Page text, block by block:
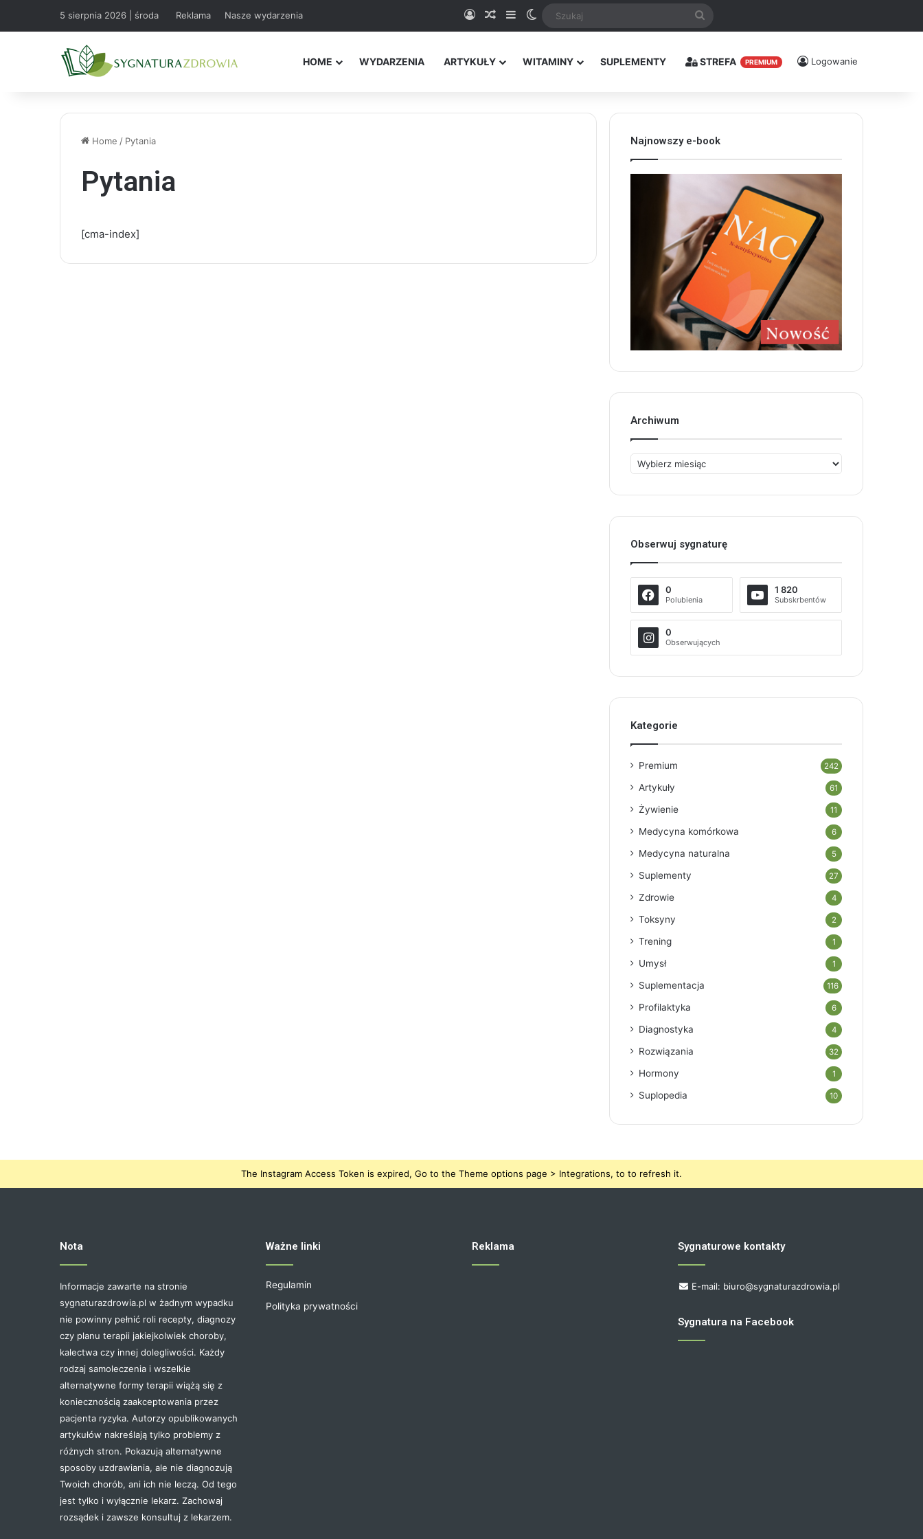
5 sierpnia 2026 | środa Reklama Nasze wydarzenia Logowanie
Random Article
SidebarSwitch skin
HOME WYDARZENIA ARTYKUŁY WITAMINY SUPLEMENTY STREFA PREMIUM Logowanie
Home / Pytania
Pytania
[cma-index]
Najnowszy e-book
Archiwum
Archiwum
Obserwuj sygnaturę
0
Polubienia
1 820
Subskrbentów
0
Obserwujących
Kategorie
Premium 242
Artykuły 61
Żywienie 11
Medycyna komórkowa 6
Medycyna naturalna 5
Suplementy 27
Zdrowie 4
Toksyny 2
Trening 1
Umysł 1
Suplementacja 116
Profilaktyka 6
Diagnostyka 4
Rozwiązania 32
Hormony 1
Suplopedia 10
The Instagram Access Token is expired, Go to the Theme options page > Integrations, to to refresh it.
Nota
Informacje zawarte na stronie
sygnaturazdrowia.pl w żadnym wypadku
nie powinny pełnić roli recepty, diagnozy
czy planu terapii jakiejkolwiek choroby,
kalectwa czy innej dolegliwości. Każdy
rodzaj samoleczenia i wszelkie
alternatywne formy terapii wiążą się z
koniecznością zaakceptowania przez
pacjenta ryzyka. Autorzy opublikowanych
artykułów nakreślają tylko problemy z
różnych stron. Pokazują alternatywne
sposoby uzdrawiania, ale nie diagnozują
Twoich chorób, ani ich nie leczą. Od tego
jest tylko i wyłącznie lekarz. Zachowaj
rozsądek i zawsze konsultuj z lekarzem.
Ważne linki
Regulamin
Polityka prywatności
Reklama Sygnaturowe kontakty
E-mail: biuro@sygnaturazdrowia.pl
Sygnatura na Facebook